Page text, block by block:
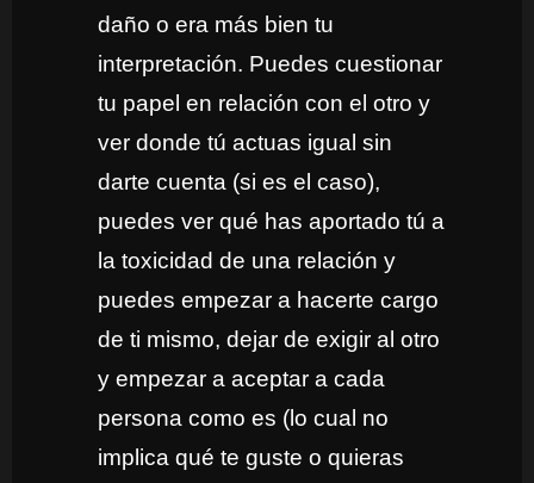
daño o era más bien tu
interpretación. Puedes cuestionar
tu papel en relación con el otro y
ver donde tú actuas igual sin
darte cuenta (si es el caso),
puedes ver qué has aportado tú a
la toxicidad de una relación y
puedes empezar a hacerte cargo
de ti mismo, dejar de exigir al otro
y empezar a aceptar a cada
persona como es (lo cual no
implica qué te guste o quieras